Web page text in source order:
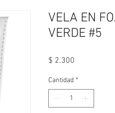
VELA EN
VERDE #5
$ 2.300
Cantidad *